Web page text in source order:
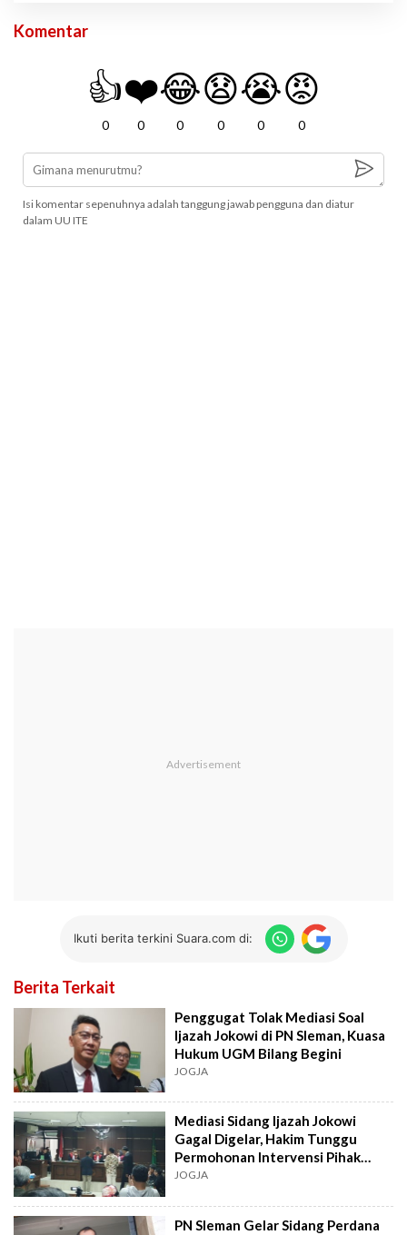
Komentar
👍
0
❤️
0
😂
0
😧
0
😭
0
😡
0
Isi komentar sepenuhnya adalah tanggung jawab pengguna dan diatur
dalam UU ITE
Ikuti berita terkini Suara.com di:
Berita Terkait
Penggugat Tolak Mediasi Soal
Ijazah Jokowi di PN Sleman, Kuasa
Hukum UGM Bilang Begini
JOGJA
Mediasi Sidang Ijazah Jokowi
Gagal Digelar, Hakim Tunggu
Permohonan Intervensi Pihak
Ketiga
JOGJA
PN Sleman Gelar Sidang Perdana